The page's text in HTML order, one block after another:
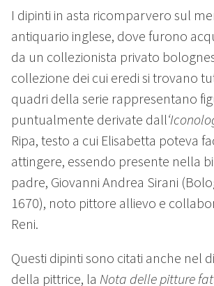
I dipinti in asta ricomparvero sul
antiquario inglese, dove furono
da un collezionista privato
collezione dei cui eredi si trovano
quadri della serie rappresentano
puntualmente derivate dall
Ripa, testo a cui Elisabetta poteva
attingere, essendo presente nella
padre, Giovanni Andrea Sirani
1670), noto pittore allievo e
Reni.
Questi dipinti sono citati anche nel
della pittrice, la Nota delle pitture